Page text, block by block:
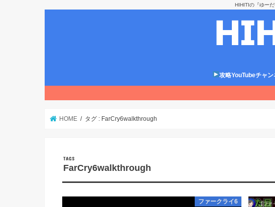
HIHITIの『ゆー
攻略YouTubeチャン
HOME タグ : FarCry6walkthrough
FarCry6walkthrough
ファークライ6